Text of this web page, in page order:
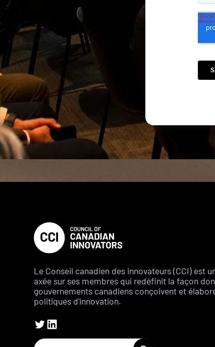
Le Conseil canadien des innovateurs (CCI) est
axée sur ses membres qui redéfinit la façon
gouvernements canadiens conçoivent et
politiques d'innovation.